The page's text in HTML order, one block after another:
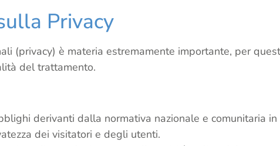
Privacy
(privacy) è materia estremamente importante, per
del trattamento.
derivanti dalla normativa nazionale e comunitaria
dei visitatori e degli utenti.